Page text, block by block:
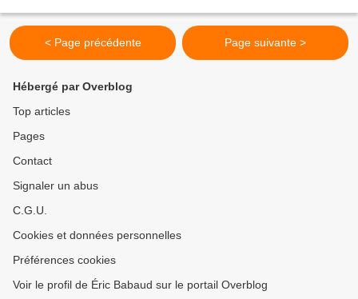
< Page précédente Page suivante >
Hébergé par Overblog
Top articles
Pages
Contact
Signaler un abus
C.G.U.
Cookies et données personnelles
Préférences cookies
Voir le profil de Éric Babaud sur le portail Overblog